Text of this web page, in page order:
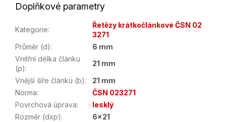
Doplňkové parametry
Kategorie:
Řetězy krátkočlánkové ČSN 02
3271
Průměr (d):
6 mm
Vnitřní délka článku
(p):
21 mm
Vnější šíře článku (b):
21 mm
Norma:
ČSN 023271
Povrchová úprava:
lesklý
Rozměr (dxp):
6x21